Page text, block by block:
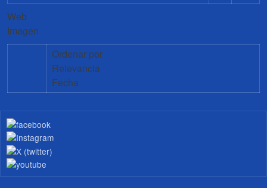
Web
Imagen
Ordenar por
Relevancia
Fecha